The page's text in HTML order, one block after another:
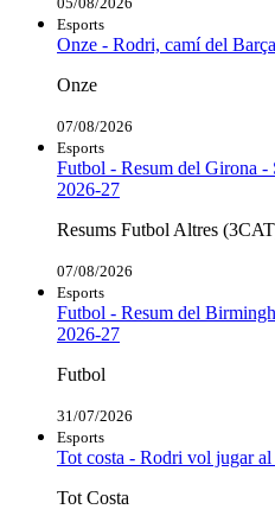
Esports
Onze - Rodri, camí del Barça
Onze
07/08/2026
Esports
Futbol - Resum del Girona -
2026-27
Resums Futbol Altres
07/08/2026
Esports
Futbol - Resum del
2026-27
Futbol
31/07/2026
Esports
Tot costa - Rodri vol jugar al
Tot Costa